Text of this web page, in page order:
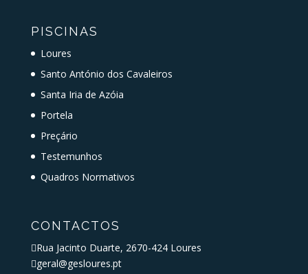
PISCINAS
Loures
Santo António dos Cavaleiros
Santa Iria de Azóia
Portela
Preçário
Testemunhos
Quadros Normativos
CONTACTOS
Rua Jacinto Duarte, 2670-424 Loures
geral@gesloures.pt